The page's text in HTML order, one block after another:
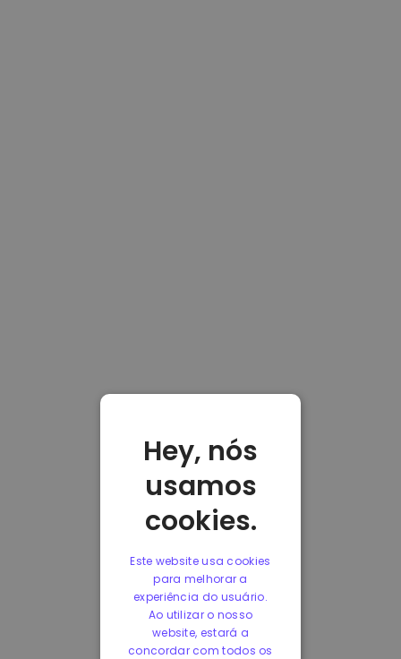
Hey, nós
usamos
cookies.
Este website usa cookies
para melhorar a
experiência do usuário.
Ao utilizar o nosso
website, estará a
concordar com todos os